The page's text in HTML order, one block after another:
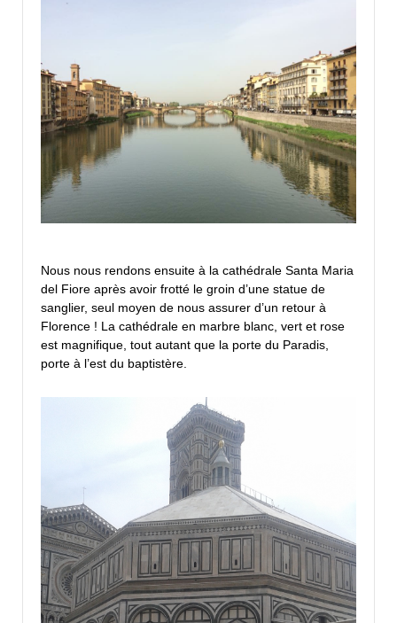
Nous nous rendons ensuite à la cathédrale Santa Maria
del Fiore après avoir frotté le groin d’une statue de
sanglier, seul moyen de nous assurer d’un retour à
Florence ! La cathédrale en marbre blanc, vert et rose
est magnifique, tout autant que la porte du Paradis,
porte à l’est du baptistère.